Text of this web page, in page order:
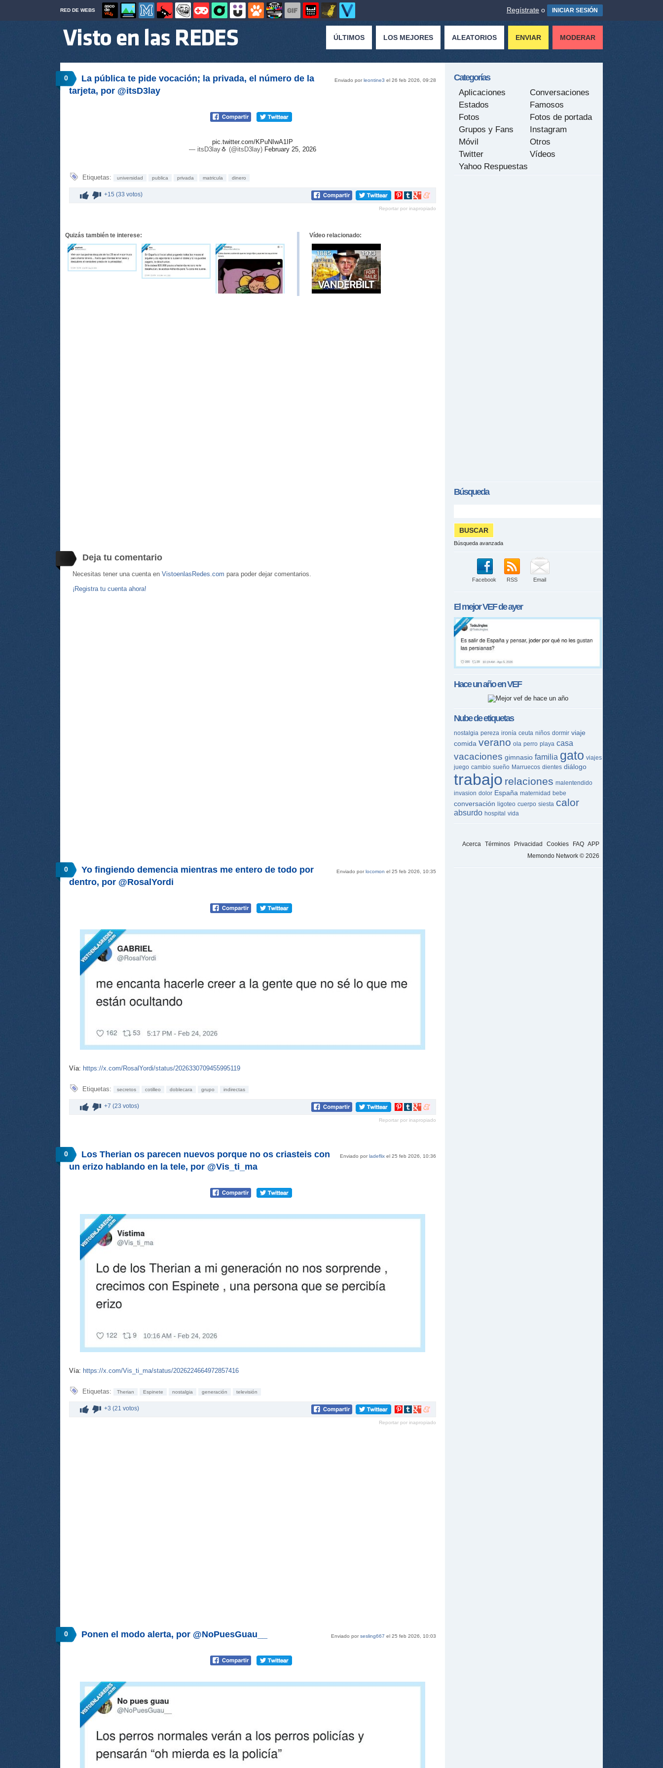
RED DE WEBS Regístrate o INICIAR SESIÓN
ÚLTIMOS LOS MEJORES ALEATORIOS ENVIAR MODERAR
0 Enviado porleontine3 el 26 feb 2026, 09:28
La pública te pide vocación; la privada, el número de la
tarjeta, por @itsD3lay
pic.twitter.com/KPuNIwA1IP
— itsD3lay🐧 (@itsD3lay) February 25, 2026
Etiquetas: universidad publica privada matricula dinero
+15 (33 votos)
Compartir
Pinterest
Compartir
tumblr
Compartir
Google+
Compartir
meneame
Reportar por inapropiado
Quizás también te interese: Vídeo relacionado:
Deja tu comentario
Necesitas tener una cuenta en VistoenlasRedes.com para poder dejar comentarios.
¡Registra tu cuenta ahora!
0 Enviado porlocomon el 25 feb 2026, 10:35
Yo fingiendo demencia mientras me entero de todo por
dentro, por @RosalYordi
Vía: https://x.com/RosalYordi/status/2026330709455995119
Etiquetas: secretos cotilleo doblecara grupo indirectas
+7 (23 votos)
Compartir
Pinterest
Compartir
tumblr
Compartir
Google+
Compartir
meneame
Reportar por inapropiado
0 Enviado porladeflix el 25 feb 2026, 10:36
Los Therian os parecen nuevos porque no os criasteis con
un erizo hablando en la tele, por @Vis_ti_ma
Vía: https://x.com/Vis_ti_ma/status/2026224664972857416
Etiquetas: Therian Espinete nostalgia generación televisión
+3 (21 votos)
Compartir
Pinterest
Compartir
tumblr
Compartir
Google+
Compartir
meneame
Reportar por inapropiado
0 Enviado porsesling667 el 25 feb 2026, 10:03
Ponen el modo alerta, por @NoPuesGuau__
Categorías
Aplicaciones
Conversaciones
Estados
Famosos
Fotos
Fotos de portada
Grupos y Fans
Instagram
Móvil
Otros
Twitter
Vídeos
Yahoo Respuestas
Búsqueda
Búsqueda avanzada
Facebook RSS Email
El mejorVEFde ayer
Hace un año enVEF
Nube de etiquetas
nostalgia pereza ironía ceuta niños dormir viaje
comida verano ola perro playa casa
vacaciones gimnasio familia gato viajes
juego cambio sueño Marruecos dientes diálogo
trabajo relaciones malentendido
invasion dolor España maternidad bebe
conversación ligoteo cuerpo siesta calor
absurdo hospital vida
Acerca Términos Privacidad Cookies FAQ APP
Memondo Network © 2026